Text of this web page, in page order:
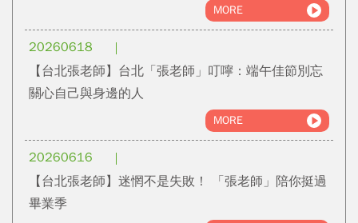
MORE
20260618
【台北張老師】台北「張老師」叮嚀：端午佳節別忘
關心自己與身邊的人
MORE
20260616
【台北張老師】迷惘不是失敗！ 「張老師」陪你挺過
畢業季